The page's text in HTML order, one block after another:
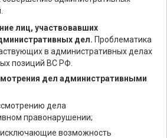
лиц, участвовавших
дел. Проблематика
в административных делах
позиций ВС РФ.
дел административными
дела
правонарушении;
исключающие возможность